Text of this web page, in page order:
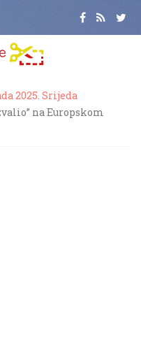
2025. Srijeda
na Europskom